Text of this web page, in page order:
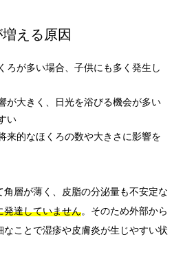
える原因
ろが多い場合、子供にも多く発生し
が大きく、日光を浴びる機会が多い
い
来的なほくろの数や大きさに影響を
層が薄く、皮脂の分泌量も不安定な
発達していません。そのため外部から
ことで湿疹や皮膚炎が生じやすい状